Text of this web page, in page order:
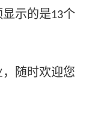
示的是13个
随时欢迎您